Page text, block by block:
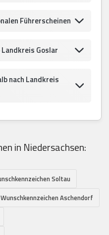
Führerscheinen
Goslar
nach Landkreis
in Niedersachsen:
Soltau
Wunschkennzeichen Aschendorf